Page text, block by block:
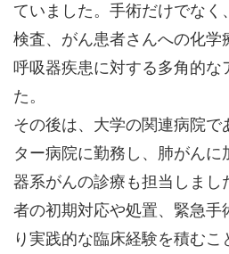
ていました。手術だけでなく
検査、がん患者さんへの化学
呼吸器疾患に対する多角的な
た。
その後は、大学の関連病院で
ター病院に勤務し、肺がん
器系がんの診療も担当しまし
者の初期対応や処置、緊急手
り実践的な臨床経験を積むこ